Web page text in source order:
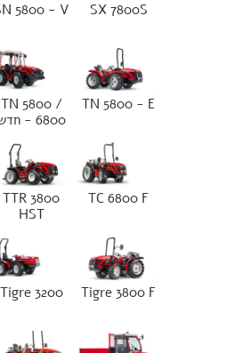
SX 7800S
5800 - V
TN 5800 - E
TN 5800 /
6800 - חדש
TC 6800 F
TTR 3800
HST
Tigre 3800 F
Tigre 3200